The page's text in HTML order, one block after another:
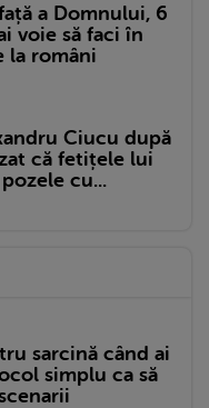
a Domnului, 6
voie să faci în
la români
Ciucu după
că fetițele lui
cu...
sarcină când ai
simplu ca să